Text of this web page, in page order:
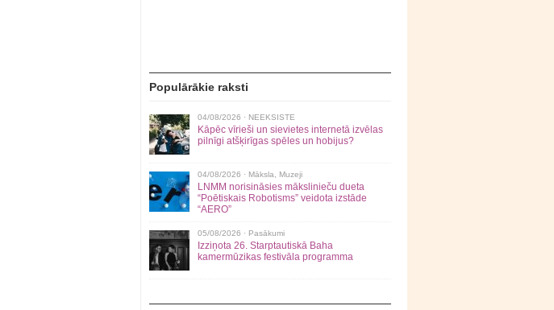
Populārākie raksti
04/08/2026 · NEEKSISTE
Kāpēc vīrieši un sievietes internetā izvēlas
pilnīgi atšķirīgas spēles un hobijus?
04/08/2026 · Māksla Muzeji
LNMM norisināsies mākslinieču dueta
“Poētiskais Robotisms” veidota izstāde
“AERO”
05/08/2026 · Pasākumi
Izziņota 26. Starptautiskā Baha
kamermūzikas festivāla programma